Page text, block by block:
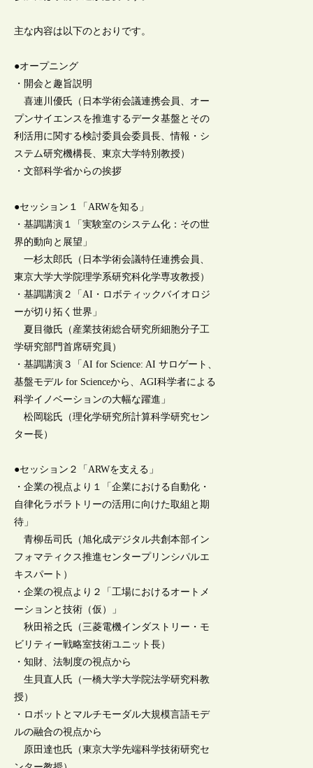
主な内容は以下のとおりです。
●オープニング
・開会と趣旨説明
喜連川優氏（日本学術会議連携会員、オー
プンサイエンスを推進するデータ基盤とその
利活用に関する検討委員会委員長、情報・シ
ステム研究機構長、東京大学特別教授）
・文部科学省からの挨拶
●セッション１「ARWを知る」
・基調講演１「実験室のシステム化：その世
界的動向と展望」
一杉太郎氏（日本学術会議特任連携会員、
東京大学大学院理学系研究科化学専攻教授）
・基調講演２「AI・ロボティックバイオロジ
ーが切り拓く世界」
夏目徹氏（産業技術総合研究所細胞分子工
学研究部門首席研究員）
・基調講演３「AI for Science: AI サロゲート、
基盤モデル for Scienceから、AGI科学者による
科学イノベーションの大幅な躍進」
松岡聡氏（理化学研究所計算科学研究セン
ター長）
●セッション２「ARWを支える」
・企業の視点より１「企業における自動化・
自律化ラボラトリーの活用に向けた取組と期
待」
青柳岳司氏（旭化成デジタル共創本部イン
フォマティクス推進センタープリンシパルエ
キスパート）
・企業の視点より２「工場におけるオートメ
ーションと技術（仮）」
秋田裕之氏（三菱電機インダストリー・モ
ビリティー戦略室技術ユニット長）
・知財、法制度の視点から
生貝直人氏（一橋大学大学院法学研究科教
授）
・ロボットとマルチモーダル大規模言語モデ
ルの融合の視点から
原田達也氏（東京大学先端科学技術研究セ